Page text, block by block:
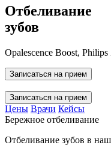
Отбеливание
зубов
Opalescence Boost,
Записаться на прием
Записаться на прием
Цены Врачи Кейсы
Бережное отбеливание
Отбеливание зубов в